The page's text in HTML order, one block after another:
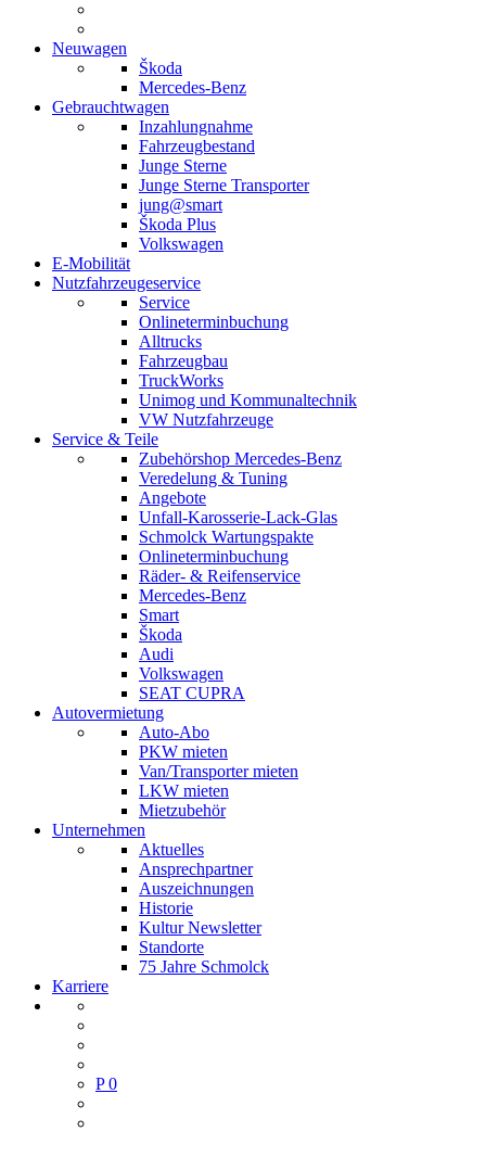
Neuwagen
Škoda
Mercedes-Benz
Gebrauchtwagen
Inzahlungnahme
Fahrzeugbestand
Junge Sterne
Junge Sterne Transporter
jung@smart
Škoda Plus
Volkswagen
E-Mobilität
Nutzfahrzeugeservice
Service
Onlineterminbuchung
Alltrucks
Fahrzeugbau
TruckWorks
Unimog und Kommunaltechnik
VW Nutzfahrzeuge
Service & Teile
Zubehörshop Mercedes-Benz
Veredelung & Tuning
Angebote
Unfall-Karosserie-Lack-Glas
Schmolck Wartungspakte
Onlineterminbuchung
Räder- & Reifenservice
Mercedes-Benz
Smart
Škoda
Audi
Volkswagen
SEAT CUPRA
Autovermietung
Auto-Abo
PKW mieten
Van/Transporter mieten
LKW mieten
Mietzubehör
Unternehmen
Aktuelles
Ansprechpartner
Auszeichnungen
Historie
Kultur Newsletter
Standorte
75 Jahre Schmolck
Karriere
P 0